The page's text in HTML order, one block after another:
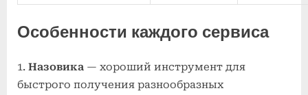
Особенности каждого сервиса
Назовика — хороший инструмент для
быстрого получения разнообразных